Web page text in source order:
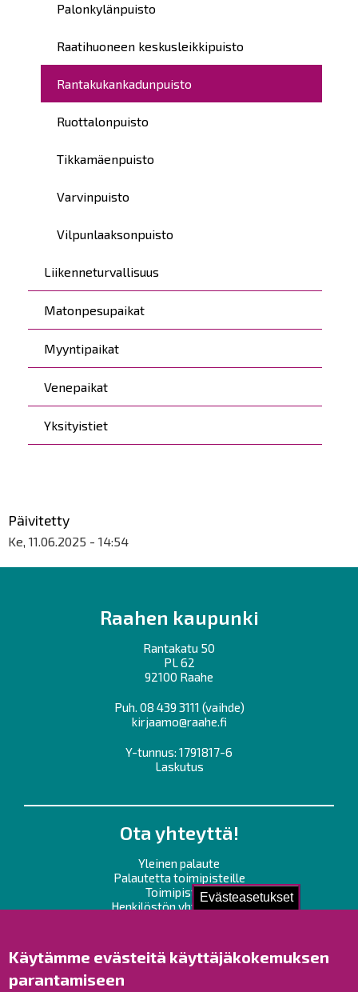
Evästeasetukset
Käytämme evästeitä käyttäjäkokemuksen
parantamiseen
Palonkylänpuisto
Raatihuoneen keskusleikkipuisto
Rantakukankadunpuisto
Ruottalonpuisto
Tikkamäenpuisto
Varvinpuisto
Vilpunlaaksonpuisto
Liikenneturvallisuus
Matonpesupaikat
Myyntipaikat
Venepaikat
Yksityistiet
Päivitetty
Ke, 11.06.2025 - 14:54
Raahen kaupunki
Rantakatu 50
PL 62
92100 Raahe
Puh. 08 439 3111 (vaihde)
kirjaamo@raahe.fi
Y-tunnus: 1791817-6
Laskutus
Ota yhteyttä!
Yleinen palaute
Palautetta toimipisteille
Toimipisteet
Henkilöstön yhteystiedot
Raahe Facebookissa
Raahe Instagramissa